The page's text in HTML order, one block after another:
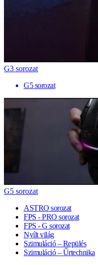
G3 sorozat
G5 sorozat
G5 sorozat
ASTRO sorozat
FPS - PRO sorozat
FPS - G sorozat
Nyílt világ
Szimuláció – Repülés
Szimuláció – Űrtechnika